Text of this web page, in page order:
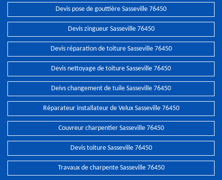
Devis pose de gouttière Sasseville 76450
Devis zingueur Sasseville 76450
Devis réparation de toiture Sasseville 76450
Devis nettoyage de toiture Sasseville 76450
Deivs changement de tuile Sasseville 76450
Réparateur installateur de Velux Sasseville 76450
Couvreur charpentier Sasseville 76450
Devis toiture Sasseville 76450
Travaux de charpente Sasseville 76450